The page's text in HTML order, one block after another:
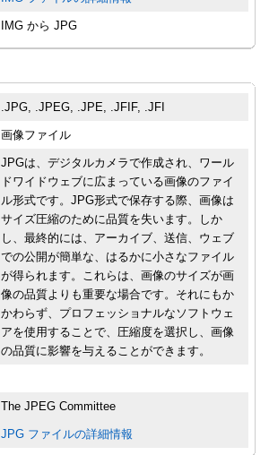
IMG から JPG
.JPG, .JPEG, .JPE, .JFIF, .JFI
画像ファイル
JPGは、デジタルカメラで作成され、ワール
ドワイドウェブに広まっている画像のファイ
ル形式です。JPG形式で保存する際、画像は
サイズ圧縮のために品質を失います。しか
し、最終的には、アーカイブ、送信、ウェブ
での公開が簡単な、はるかに小さなファイル
が得られます。これらは、画像のサイズが画
像の品質よりも重要な場合です。それにもか
かわらず、プロフェッショナルなソフトウェ
アを使用することで、圧縮度を選択し、画像
の品質に影響を与えることができます。
The JPEG Committee
JPG ファイルの詳細情報